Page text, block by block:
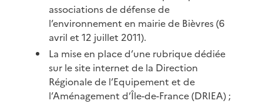
associations de défense de
l’environnement en mairie de Bièvres (6
avril et 12 juillet 2011).
La mise en place d’une rubrique dédiée
sur le site internet de la Direction
Régionale de l’Equipement et de
l’Aménagement d’Île-de-France (DRIEA) ;